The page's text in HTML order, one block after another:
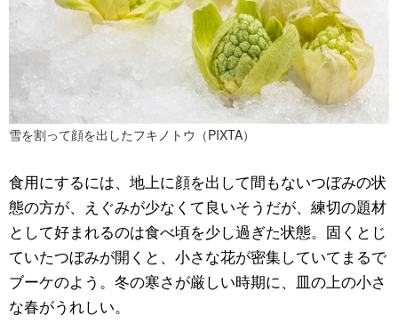
雪を割って顔を出したフキノトウ（PIXTA）
食用にするには、地上に顔を出して間もないつぼみの状
態の方が、えぐみが少なくて良いそうだが、練切の題材
として好まれるのは食べ頃を少し過ぎた状態。固くとじ
ていたつぼみが開くと、小さな花が密集していてまるで
ブーケのよう。冬の寒さが厳しい時期に、皿の上の小さ
な春がうれしい。